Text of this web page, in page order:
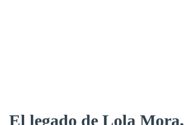
El legado de Lola